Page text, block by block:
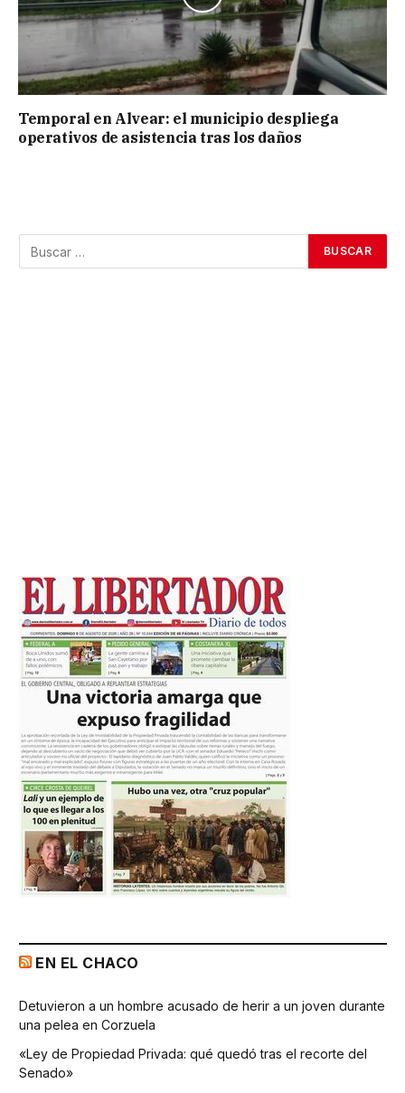
Temporal en Alvear: el municipio despliega
operativos de asistencia tras los daños
EN EL CHACO
Detuvieron a un hombre acusado de herir a un joven durante
una pelea en Corzuela
«Ley de Propiedad Privada: qué quedó tras el recorte del
Senado»